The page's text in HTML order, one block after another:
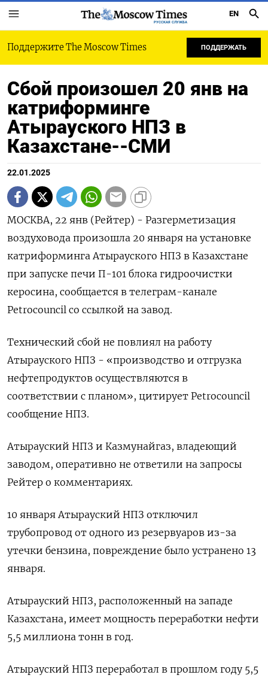
РУССКАЯ СЛУЖБА
EN
Поддержите The Moscow Times ПОДДЕРЖАТЬ
Сбой произошел 20 янв на
катриформинге
Атырауского НПЗ в
Казахстане--СМИ
22.01.2025
МОСКВА, 22 янв (Рейтер) - Разгерметизация
воздуховода произошла 20 января на установке
катриформинга Атырауского НПЗ в Казахстане
при запуске печи П-101 блока гидроочистки
керосина, сообщается в телеграм-канале
Petroсouncil со ссылкой на завод.
Технический сбой не повлиял на работу
Атырауского НПЗ - «производство и отгрузка
нефтепродуктов осуществляются в
соответствии с планом», цитирует Petroсouncil
сообщение НПЗ.
Атырауский НПЗ и Казмунайгаз, владеющий
заводом, оперативно не ответили на запросы
Рейтер о комментариях.
10 января Атырауский НПЗ отключил
трубопровод от одного из резервуаров из-за
утечки бензина, повреждение было устранено 13
января.
Атырауский НПЗ, расположенный на западе
Казахстана, имеет мощность переработки нефти
5,5 миллиона тонн в год.
Атырауский НПЗ переработал в прошлом году 5,5